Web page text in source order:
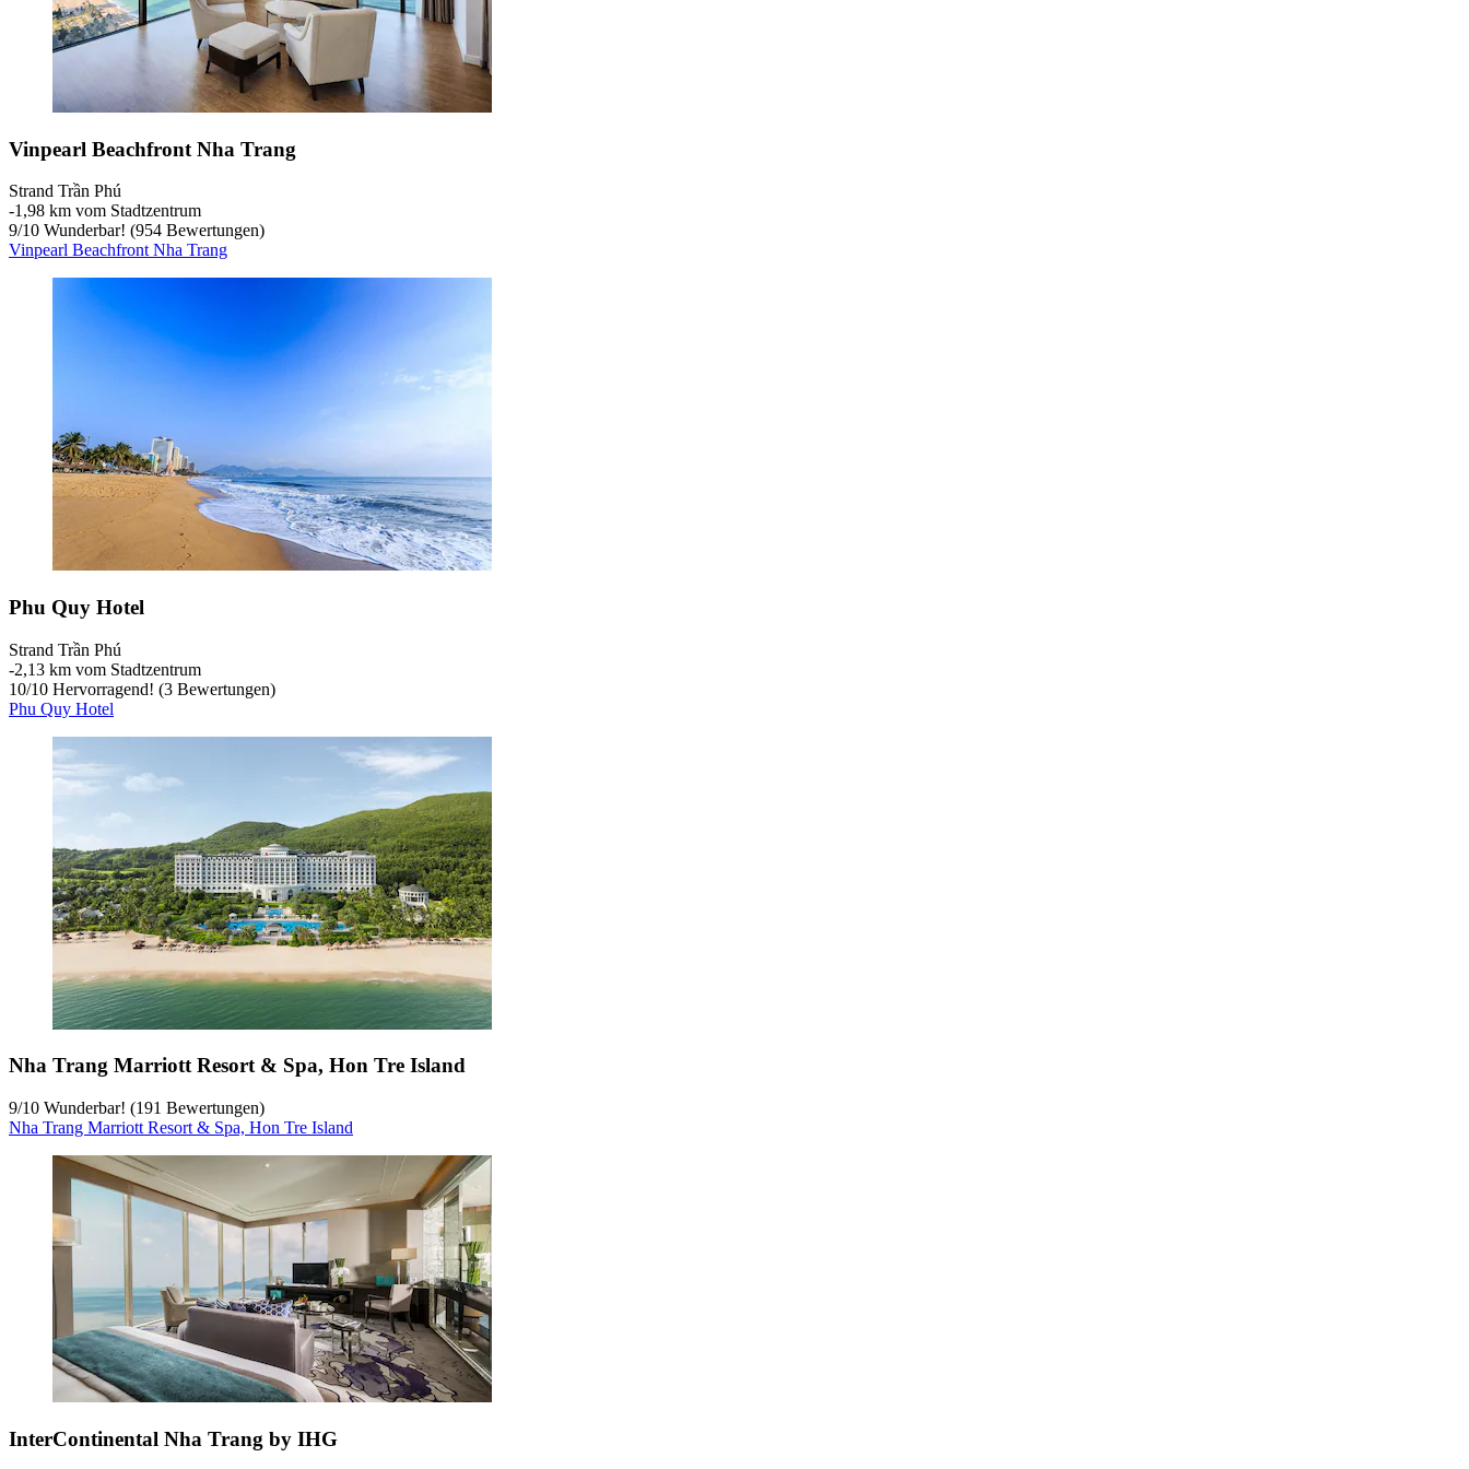
Vinpearl Beachfront Nha Trang
Strand Trần Phú
‐1,98 km vom Stadtzentrum
9/10 Wunderbar! (954 Bewertungen)
Vinpearl Beachfront Nha Trang
Phu Quy Hotel
Strand Trần Phú
‐2,13 km vom Stadtzentrum
10/10 Hervorragend! (3 Bewertungen)
Phu Quy Hotel
Nha Trang Marriott Resort & Spa, Hon Tre Island
9/10 Wunderbar! (191 Bewertungen)
Nha Trang Marriott Resort & Spa, Hon Tre Island
InterContinental Nha Trang by IHG